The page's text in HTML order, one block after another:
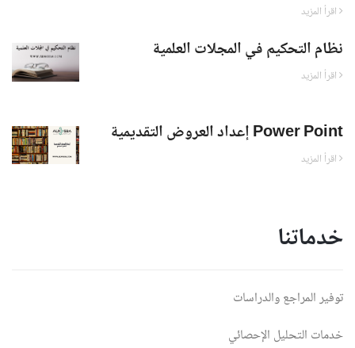
نظام التحكيم في المجلات العلمية
إعداد العروض التقديمية Power Point
خدماتنا
توفير المراجع والدراسات
خدمات التحليل الإحصائي